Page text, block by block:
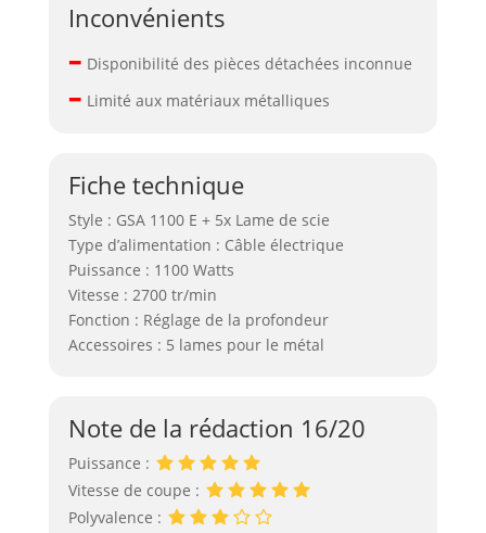
Inconvénients
– Disponibilité des pièces détachées inconnue
– Limité aux matériaux métalliques
Fiche technique
Style : GSA 1100 E + 5x Lame de scie
Type d’alimentation : Câble électrique
Puissance : 1100 Watts
Vitesse : 2700 tr/min
Fonction : Réglage de la profondeur
Accessoires : 5 lames pour le métal
Note de la rédaction 16/20
Puissance :
Vitesse de coupe :
Polyvalence :